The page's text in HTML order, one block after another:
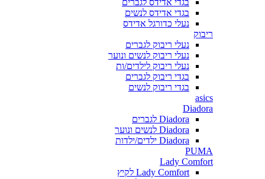
בגדי אדידס לגברים
בגדי אדידס לנשים
נעלי כדורגל אדידס
ריבוק
נעלי ריבוק לגברים
נעלי ריבוק לנשים ונוער
נעלי ריבוק לילדים/ות
בגדי ריבוק לגברים
בגדי ריבוק לנשים
asics
Diadora
Diadora לגברים
Diadora לנשים ונוער
Diadora ילדים/ילדות
PUMA
Lady Comfort
Lady Comfort לקיץ